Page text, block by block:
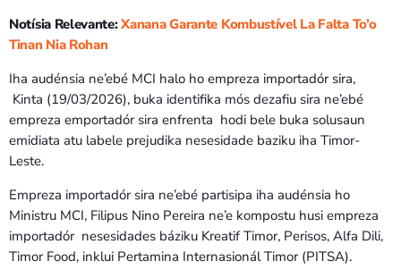
Notísia Relevante:Xanana Garante Kombustível La Falta To’o
Tinan Nia Rohan
Iha audénsia ne’ebé MCI halo ho empreza importadór sira,
Kinta (19/03/2026), buka identifika mós dezafiu sira ne’ebé
empreza emportadór sira enfrenta hodi bele buka solusaun
emidiata atu labele prejudika nesesidade baziku iha Timor-
Leste.
Empreza importadór sira ne’ebé partisipa iha audénsia ho
Ministru MCI, Filipus Nino Pereira ne’e kompostu husi empreza
importadór nesesidades báziku Kreatif Timor, Perisos, Alfa Dili,
Timor Food, inklui Pertamina Internasionál Timor (PITSA).